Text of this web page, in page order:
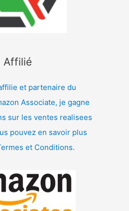
Affilié
et partenaire du
Associate, je gagne
sur les ventes realisees
pouvez en savoir plus
et Conditions.